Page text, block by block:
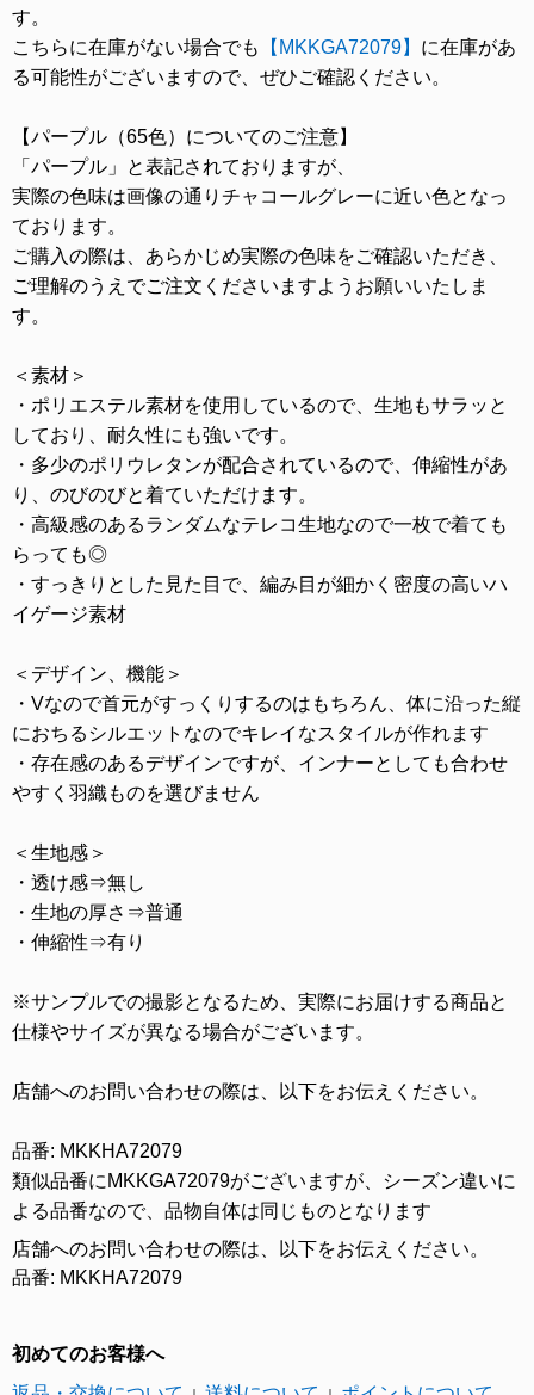
す。
こちらに在庫がない場合でも
【MKKGA72079】 に在庫があ
る可能性がございますので、ぜひご確認ください。
【パープル（65色）についてのご注意】
「パープル」と表記されておりますが、
実際の色味は画像の通りチャコールグレーに近い色となっ
ております。
ご購入の際は、あらかじめ実際の色味をご確認いただき、
ご理解のうえでご注文くださいますようお願いいたしま
す。
＜素材＞
・ポリエステル素材を使用しているので、生地もサラッと
しており、耐久性にも強いです。
・多少のポリウレタンが配合されているので、伸縮性があ
り、のびのびと着ていただけます。
・高級感のあるランダムなテレコ生地なので一枚で着ても
らっても◎
・すっきりとした見た目で、編み目が細かく密度の高いハ
イゲージ素材
＜デザイン、機能＞
・Vなので首元がすっくりするのはもちろん、体に沿った縦
におちるシルエットなのでキレイなスタイルが作れます
・存在感のあるデザインですが、インナーとしても合わせ
やすく羽織ものを選びません
＜生地感＞
・透け感⇒無し
・生地の厚さ⇒普通
・伸縮性⇒有り
※サンプルでの撮影となるため、実際にお届けする商品と
仕様やサイズが異なる場合がございます。
店舗へのお問い合わせの際は、以下をお伝えください。
品番: MKKHA72079
類似品番にMKKGA72079がございますが、シーズン違いに
よる品番なので、品物自体は同じものとなります
店舗へのお問い合わせの際は、以下をお伝えください。
品番: MKKHA72079
初めてのお客様へ